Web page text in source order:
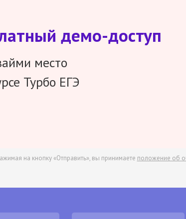
демо-доступ
место
Турбо ЕГЭ
на кнопку «Отправить», вы принимаете положение об